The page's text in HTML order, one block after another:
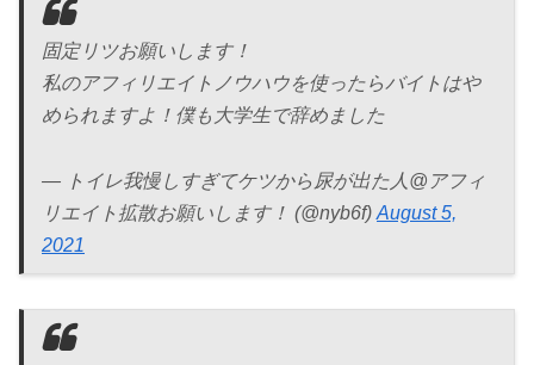
固定リツお願いします！
私のアフィリエイトノウハウを使ったらバイトはや
められますよ！僕も大学生で辞めました
— トイレ我慢しすぎてケツから尿が出た人@アフィ
リエイト拡散お願いします！ (@nyb6f) August 5,
2021